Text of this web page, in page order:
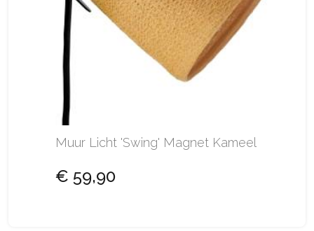
Muur Licht 'Swing' Magnet Kameel
€ 59,90